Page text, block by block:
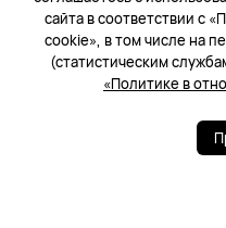
сайта в соответствии с
cookie», в том числе на
(статистическим
«Политике в
© 2004-2026 «Техкомпания
Конфиденциальность
Файлы сookie